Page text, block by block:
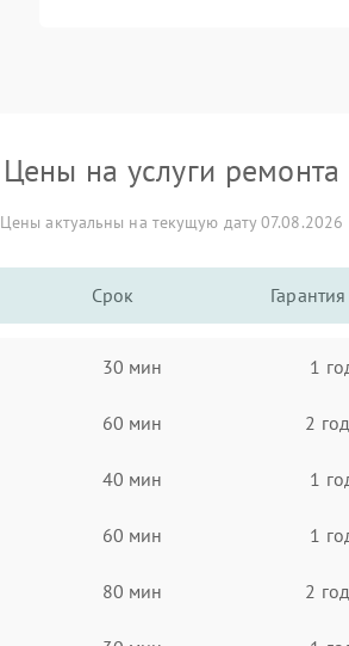
Цены на услуги ремонта
Цены актуальны на текущую дату 07.08.2026
Срок Гарантия
30 мин 1
60 мин 2
40 мин 1
60 мин 1
80 мин 2